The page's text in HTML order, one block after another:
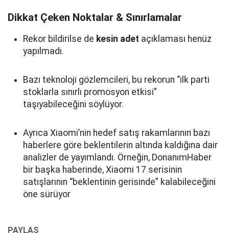
Dikkat Çeken Noktalar & Sınırlamalar
Rekor bildirilse de kesin adet açıklaması henüz
yapılmadı.
Bazı teknoloji gözlemcileri, bu rekorun “ilk parti
stoklarla sınırlı promosyon etkisi”
taşıyabileceğini söylüyor.
Ayrıca Xiaomi’nin hedef satış rakamlarının bazı
haberlere göre beklentilerin altında kaldığına dair
analizler de yayımlandı. Örneğin, DonanımHaber
bir başka haberinde, Xiaomi 17 serisinin
satışlarının “beklentinin gerisinde” kalabileceğini
öne sürüyor